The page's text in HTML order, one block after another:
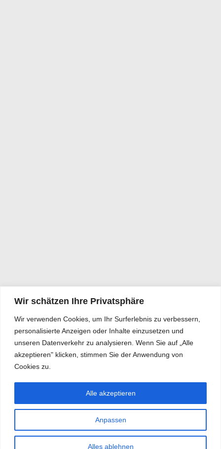
Wir schätzen Ihre Privatsphäre
Wir verwenden Cookies, um Ihr Surferlebnis zu verbessern,
personalisierte Anzeigen oder Inhalte einzusetzen und
unseren Datenverkehr zu analysieren. Wenn Sie auf „Alle
akzeptieren" klicken, stimmen Sie der Anwendung von
Cookies zu.
Anpassen
Alles ablehnen
Alle akzeptieren